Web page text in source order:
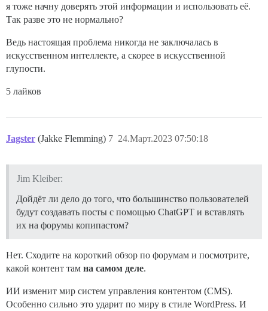
я тоже начну доверять этой информации и использовать её.
Так разве это не нормально?
Ведь настоящая проблема никогда не заключалась в
искусственном интеллекте, а скорее в искусственной
глупости.
5 лайков
Jagster (Jakke Flemming) 24.Март.2023 07:50:18
7
Jim Kleiber:
Дойдёт ли дело до того, что большинство пользователей
будут создавать посты с помощью ChatGPT и вставлять
их на форумы копипастом?
Нет. Сходите на короткий обзор по форумам и посмотрите,
какой контент там на самом деле.
ИИ изменит мир систем управления контентом (CMS).
Особенно сильно это ударит по миру в стиле WordPress. И